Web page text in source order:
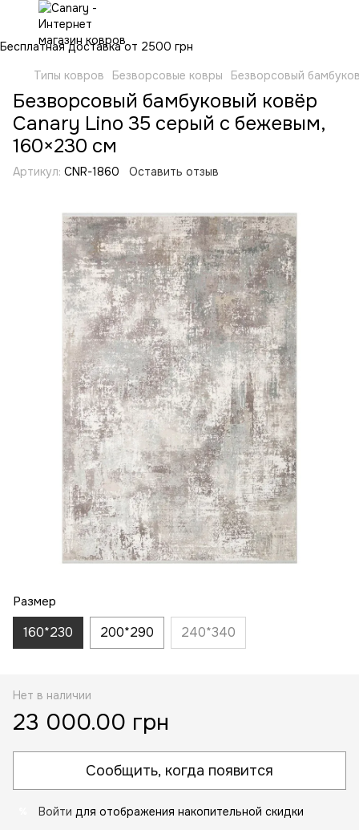
Бесплатная доставка от 2500 грн
Типы ковров
Безворсовые ковры Безворсовый
Безворсовый бамбуковый ковёр
Canary Lino 35 серый с бежевым,
160×230 см
Артикул: CNR-1860 Оставить отзыв
Размер
160*230 200*290 240*340
Нет в наличии
23 000.00 грн
Сообщить, когда появится
Войти для отображения накопительной скидки